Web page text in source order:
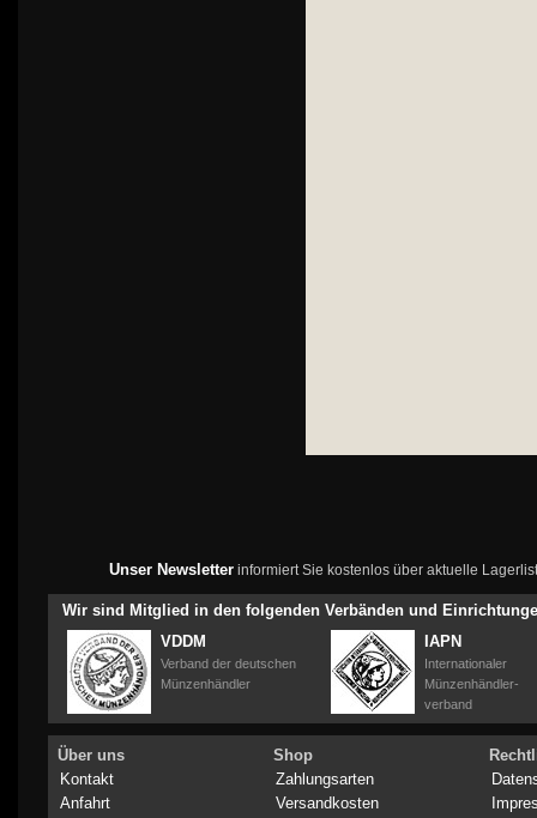
Unser Newsletterinformiert Sie kostenlos über aktuelle
Wir sind Mitglied in den folgenden Verbänden und
VDDM
Verband der deutschen
Münzenhändler
IAPN
Internationaler
Münzenhändler-
verband
Über uns
Kontakt
Anfahrt
Shop
Zahlungsarten
Versandkosten